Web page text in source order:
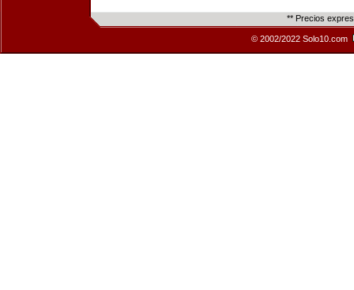
** Precios
© 2002/2022 Solo10.com